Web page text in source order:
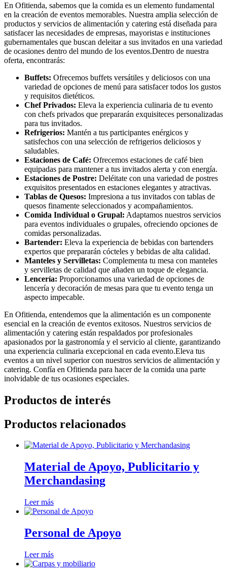
En Ofitienda, sabemos que la comida es un elemento fundamental
en la creación de eventos memorables. Nuestra amplia selección de
productos y servicios de alimentación y catering está diseñada para
satisfacer las necesidades de empresas, mayoristas e instituciones
gubernamentales que buscan deleitar a sus invitados en una variedad
de ocasiones dentro del mundo de los eventos.Dentro de nuestra
oferta, encontrarás:
Buffets: Ofrecemos buffets versátiles y deliciosos con una
variedad de opciones de menú para satisfacer todos los gustos
y requisitos dietéticos.
Chef Privados: Eleva la experiencia culinaria de tu evento
con chefs privados que prepararán exquisiteces personalizadas
para tus invitados.
Refrigerios: Mantén a tus participantes enérgicos y
satisfechos con una selección de refrigerios deliciosos y
saludables.
Estaciones de Café: Ofrecemos estaciones de café bien
equipadas para mantener a tus invitados alerta y con energía.
Estaciones de Postre: Deléitate con una variedad de postres
exquisitos presentados en estaciones elegantes y atractivas.
Tablas de Quesos: Impresiona a tus invitados con tablas de
quesos finamente seleccionados y acompañamientos.
Comida Individual o Grupal: Adaptamos nuestros servicios
para eventos individuales o grupales, ofreciendo opciones de
comidas personalizadas.
Bartender: Eleva la experiencia de bebidas con bartenders
expertos que prepararán cócteles y bebidas de alta calidad.
Manteles y Servilletas: Complementa tu mesa con manteles
y servilletas de calidad que añaden un toque de elegancia.
Lencería: Proporcionamos una variedad de opciones de
lencería y decoración de mesas para que tu evento tenga un
aspecto impecable.
En Ofitienda, entendemos que la alimentación es un componente
esencial en la creación de eventos exitosos. Nuestros servicios de
alimentación y catering están respaldados por profesionales
apasionados por la gastronomía y el servicio al cliente, garantizando
una experiencia culinaria excepcional en cada evento.Eleva tus
eventos a un nivel superior con nuestros servicios de alimentación y
catering. Confía en Ofitienda para hacer de la comida una parte
inolvidable de tus ocasiones especiales.
Productos de interés
Productos relacionados
Material de Apoyo, Publicitario y
Merchandasing
Leer más
Personal de Apoyo
Leer más